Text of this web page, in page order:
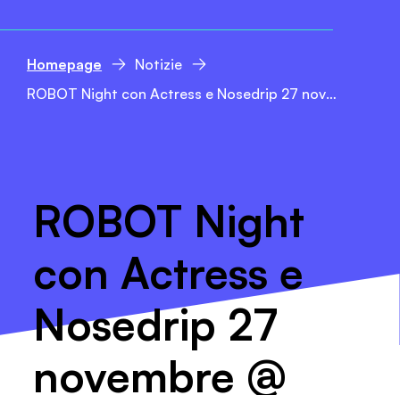
Homepage
Notizie
ROBOT Night con Actress e Nosedrip 27 novembre @ Dumbo
ROBOT Night
con Actress e
Nosedrip 27
novembre @